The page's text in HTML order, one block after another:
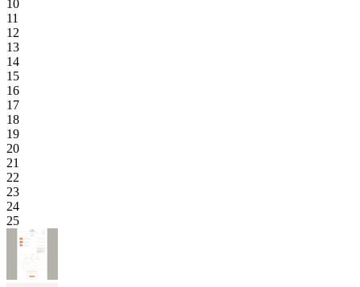
10
11
12
13
14
15
16
17
18
19
20
21
22
23
24
25